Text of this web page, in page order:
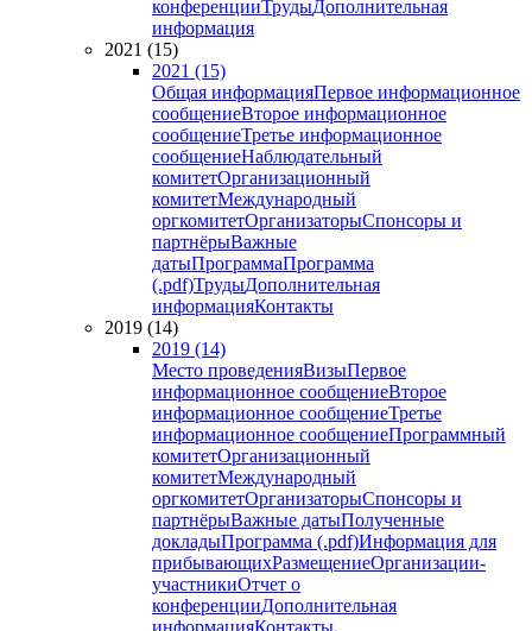
конференцииТрудыДополнительная
информация
2021 (15)
2021 (15)
Общая информацияПервое информационное
сообщениеВторое информационное
сообщениеТретье информационное
сообщениеНаблюдательный
комитетОрганизационный
комитетМеждународный
оргкомитетОрганизаторыСпонсоры и
партнёрыВажные
датыПрограммаПрограмма
(.pdf)ТрудыДополнительная
информацияКонтакты
2019 (14)
2019 (14)
Место проведенияВизыПервое
информационное сообщениеВторое
информационное сообщениеТретье
информационное сообщениеПрограммный
комитетОрганизационный
комитетМеждународный
оргкомитетОрганизаторыСпонсоры и
партнёрыВажные датыПолученные
докладыПрограмма (.pdf)Информация для
прибывающихРазмещениеОрганизации-
участникиОтчет о
конференцииДополнительная
информацияКонтакты